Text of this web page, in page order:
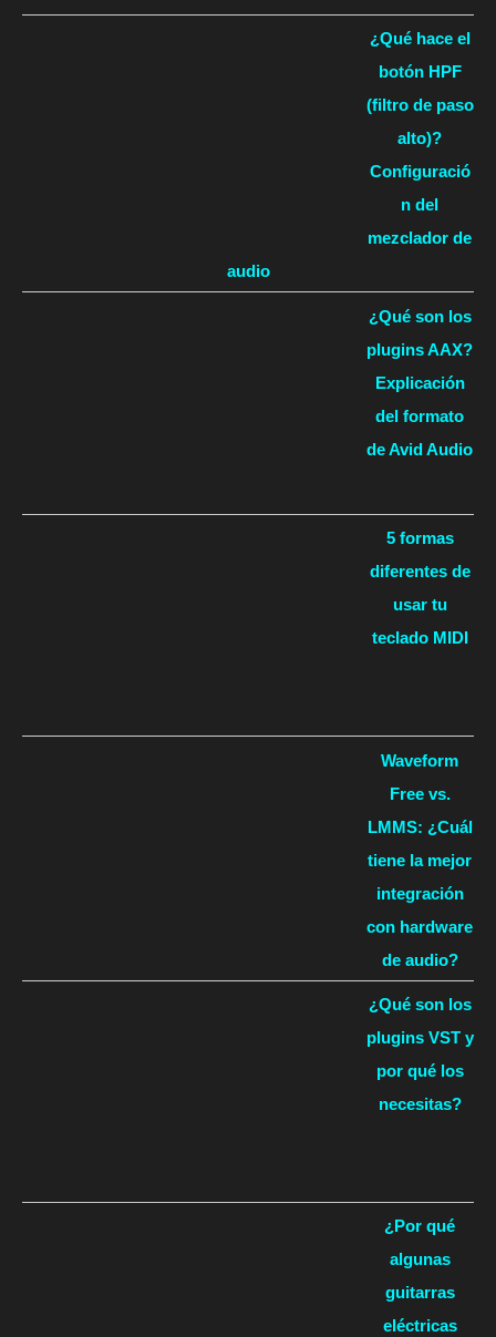
¿Qué hace el
botón HPF
(filtro de paso
alto)?
Configuració
n del
mezclador de
audio
¿Qué son los
plugins AAX?
Explicación
del formato
de Avid Audio
5 formas
diferentes de
usar tu
teclado MIDI
Waveform
Free vs.
LMMS: ¿Cuál
tiene la mejor
integración
con hardware
de audio?
¿Qué son los
plugins VST y
por qué los
necesitas?
¿Por qué
algunas
guitarras
eléctricas